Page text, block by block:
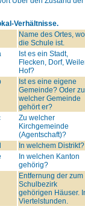
Verhältnisse.
Name des Ortes, wo
die Schule ist.
Ist es ein Stadt,
Flecken, Dorf,
Hof?
Ist es eine eigene
Gemeinde? Oder zu
welcher Gemeinde
gehört er?
Zu welcher
Kirchgemeinde
(Agentschaft)?
In welchem Distrikt?
In welchen Kanton
gehörig?
Entfernung der zum
Schulbezirk
gehörigen Häuser.
Viertelstunden.